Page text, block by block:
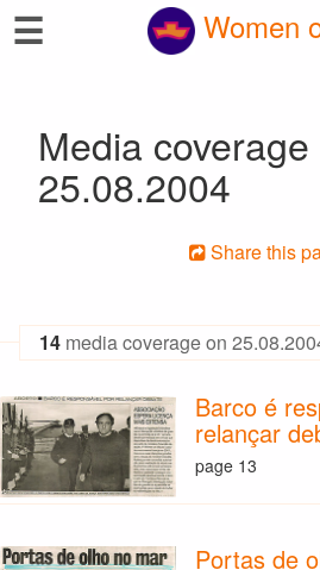
☰ Women
Media coverage
25.08.2004
Share this
14 media coverage on
Barco é
relançar
page 13
Portas de